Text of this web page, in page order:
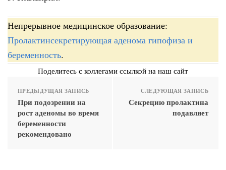
Непрерывное медицинское образование:
Пролактинсекретирующая аденома гипофиза и
беременность.
Поделитесь с коллегами ссылкой на наш сайт
ПРЕДЫДУЩАЯ ЗАПИСЬ
При подозрении на
рост аденомы во время
беременности
рекомендовано
СЛЕДУЮЩАЯ ЗАПИСЬ
Секрецию пролактина
подавляет